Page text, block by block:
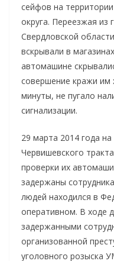
сейфов на
округа. Переезжая из
Свердловской
вскрывали в
автомашине
совершение кражи им
минуты, не пугало
сигнализации.
29 марта 2014 года
Червишевского
проверки их
задержаны
людей находился в
оперативном. В ходе
задержанными
организованной
уголовного розыска